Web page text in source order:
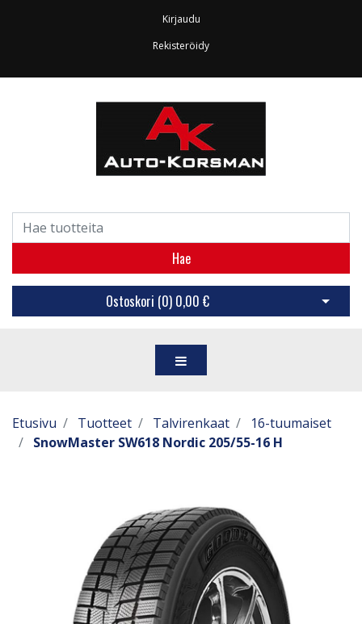
Kirjaudu
Rekisteröidy
Hae
Ostoskori (0) 0,00 € Avaa
Etusivu Tuotteet Talvirenkaat
16-tuumaiset
SnowMaster SW618 Nordic 205/55-16 H